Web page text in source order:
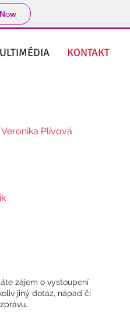
KONTAKT
Veronika Plívová
zájem o vystoupení
jiný dotaz, nápad či